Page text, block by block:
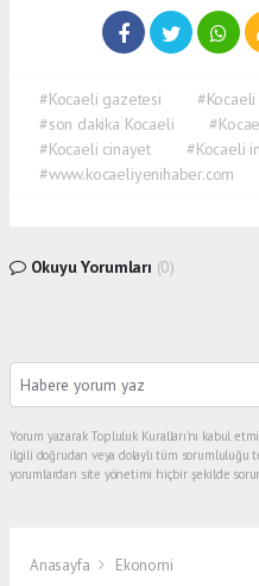
#Kocaeli gazetesi
#son dakika Kocaeli
#Kocaeli cinayet
#Kocaeli
#www.kocaeliyenihaber.com
Okuyu Yorumları (0)
Yorum yazarak Topluluk Kuralları’nı kabul
ilgili doğrudan veya dolaylı tüm sorumluluğu
yorumlardan site yönetimi hiçbir şekilde
Anasayfa Ekonomi